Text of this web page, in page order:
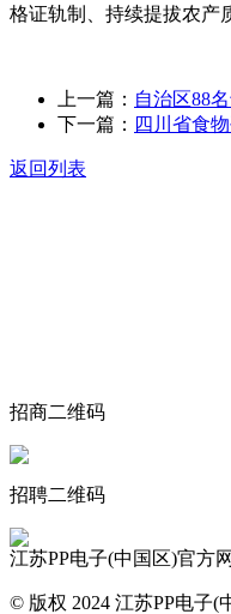
格证轨制、持续提拔农产
上一篇： 自治区88
下一篇： 四川省食
返回列表
招商二维码
招聘二维码
江苏PP电子(中国区)官方
© 版权 2024 江苏PP电子(